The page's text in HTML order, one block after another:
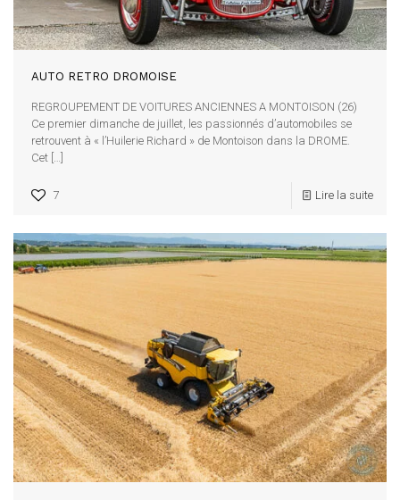
AUTO RETRO DROMOISE
REGROUPEMENT DE VOITURES ANCIENNES A MONTOISON (26)
Ce premier dimanche de juillet, les passionnés d’automobiles se
retrouvent à « l’Huilerie Richard » de Montoison dans la DROME.
Cet
7 Lire la suite